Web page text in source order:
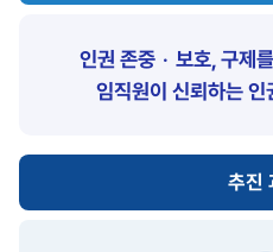
인권 존중ㆍ보호, 구제
임직원이 신뢰하는
추진